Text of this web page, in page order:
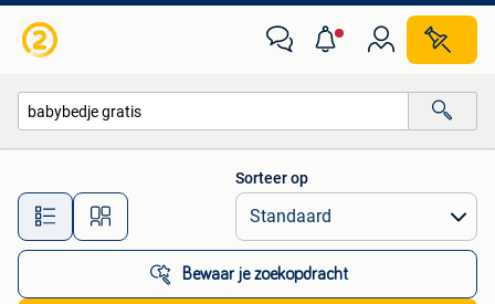
Alle afstanden…
Sorteer op
Bewaar je zoekopdracht